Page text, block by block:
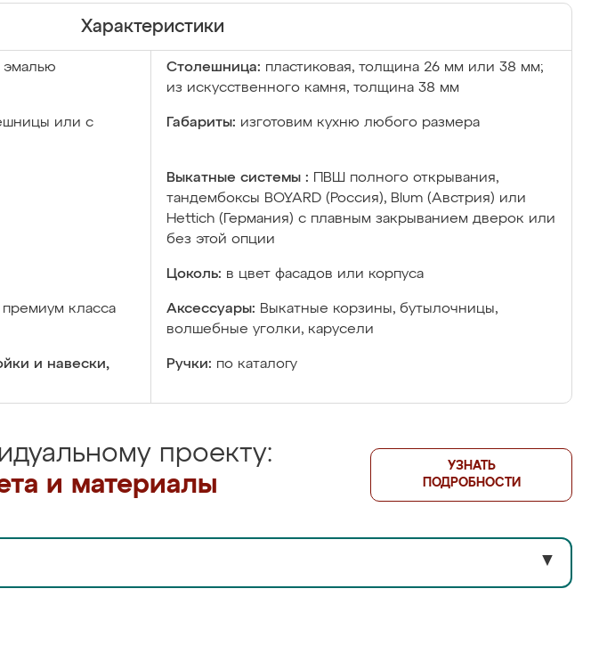
Характеристики
Столешница: пластиковая, толщина 26 мм или 38 мм;
из искусственного камня, толщина 38 мм
или с
Габариты: изготовим кухню любого размера
Выкатные системы :
ПВШ полного открывания,
тандембоксы BOYARD (Россия), Blum (Австрия) или
Hettich (Германия) с плавным закрыванием дверок или
без этой опции
Цоколь: в цвет фасадов или корпуса
премиум класса
Аксессуары: Выкатные корзины, бутылочницы,
волшебные уголки, карусели
и навески,
Ручки: по каталогу
проекту:
и материалы
УЗНАТЬ
ПОДРОБНОСТИ
▼